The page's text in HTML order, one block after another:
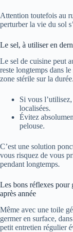
Attention toutefois au
perturber la vie du sol
Le sel, à utiliser en
Le sel de cuisine peut
reste longtemps dans
zone stérile sur la durée.
Si vous
localisées.
Évitez
pelouse.
C’est une solution
vous risquez de vous
pendant longtemps.
Les bons réflexes pour
après année
Même avec une toile
germer en surface,
petit entretien régulier